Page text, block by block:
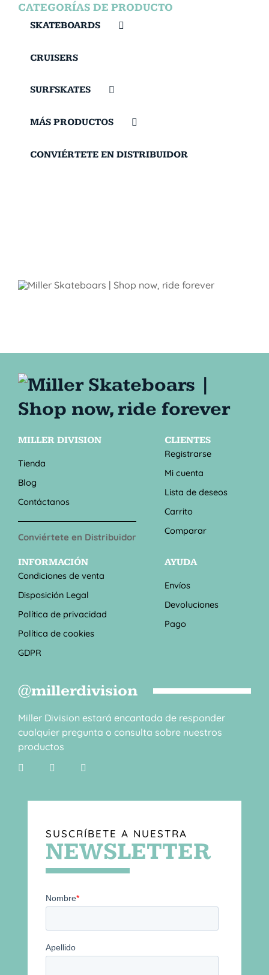
CATEGORÍAS DE PRODUCTO
SKATEBOARDS
CRUISERS
SURFSKATES
MÁS PRODUCTOS
CONVIÉRTETE EN DISTRIBUIDOR
MILLER DIVISION
Tienda
Blog
Contáctanos
Conviértete en Distribuidor
CLIENTES
Registrarse
Mi cuenta
Lista de deseos
Carrito
Comparar
INFORMACIÓN
Condiciones de venta
Disposición Legal
Política de privacidad
Política de cookies
GDPR
AYUDA
Envíos
Devoluciones
Pago
@millerdivision
Miller Division estará encantada de responder
cualquier pregunta o consulta sobre nuestros
productos
SUSCRÍBETE A NUESTRA
NEWSLETTER